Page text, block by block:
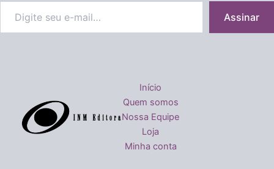
Assinar
Início
Quem somos
Nossa Equipe
Loja
Minha conta